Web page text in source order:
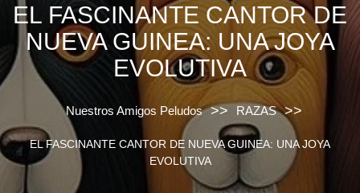
EL FASCINANTE CANTOR DE
NUEVA GUINEA: UNA JOYA
EVOLUTIVA
Nuestros Amigos Peludos >> RAZAS >>
EL FASCINANTE CANTOR DE NUEVA GUINEA: UNA JOYA
EVOLUTIVA